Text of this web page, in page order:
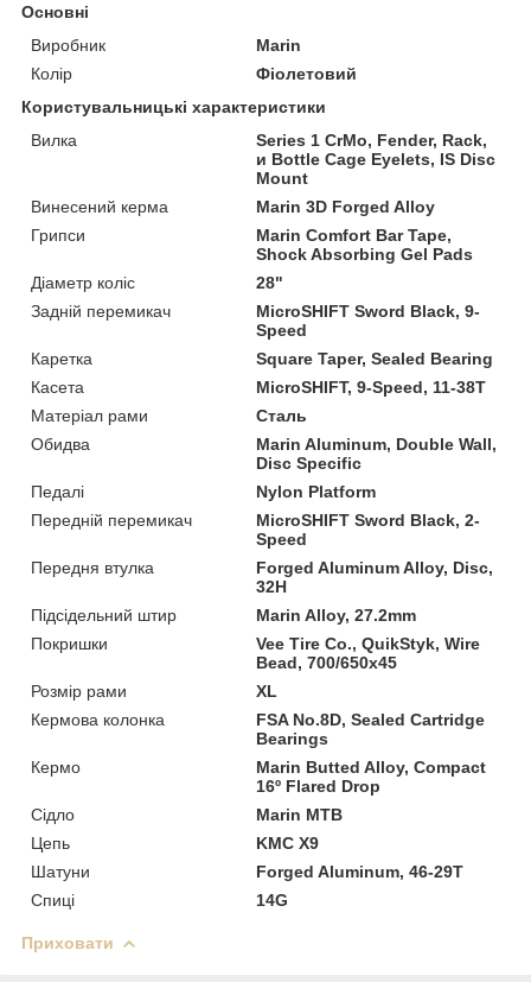
Основні
Виробник
Marin
Колір
Фіолетовий
Користувальницькі характеристики
Вилка
Series 1 CrMo, Fender, Rack,
и Bottle Cage Eyelets, IS Disc
Mount
Винесений керма
Marin 3D Forged Alloy
Грипси
Marin Comfort Bar Tape,
Shock Absorbing Gel Pads
Діаметр коліс
28"
Задній перемикач
MicroSHIFT Sword Black, 9-
Speed
Каретка
Square Taper, Sealed Bearing
Касета
MicroSHIFT, 9-Speed, 11-38T
Матеріал рами
Сталь
Обидва
Marin Aluminum, Double Wall,
Disc Specific
Педалі
Nylon Platform
Передній перемикач
MicroSHIFT Sword Black, 2-
Speed
Передня втулка
Forged Aluminum Alloy, Disc,
32H
Підсідельний штир
Marin Alloy, 27.2mm
Покришки
Vee Tire Co., QuikStyk, Wire
Bead, 700/650x45
Розмір рами
XL
Кермова колонка
FSA No.8D, Sealed Cartridge
Bearings
Кермо
Marin Butted Alloy, Compact
16º Flared Drop
Сідло
Marin MTB
Цепь
KMC X9
Шатуни
Forged Aluminum, 46-29T
Спиці
14G
Приховати